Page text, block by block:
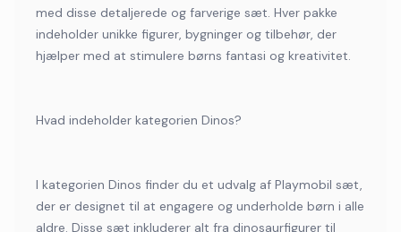
med disse detaljerede og farverige sæt. Hver pakke
indeholder unikke figurer, bygninger og tilbehør, der
hjælper med at stimulere børns fantasi og kreativitet.
Hvad indeholder kategorien Dinos?
I kategorien Dinos finder du et udvalg af Playmobil sæt,
der er designet til at engagere og underholde børn i alle
aldre. Disse sæt inkluderer alt fra dinosaurfigurer til